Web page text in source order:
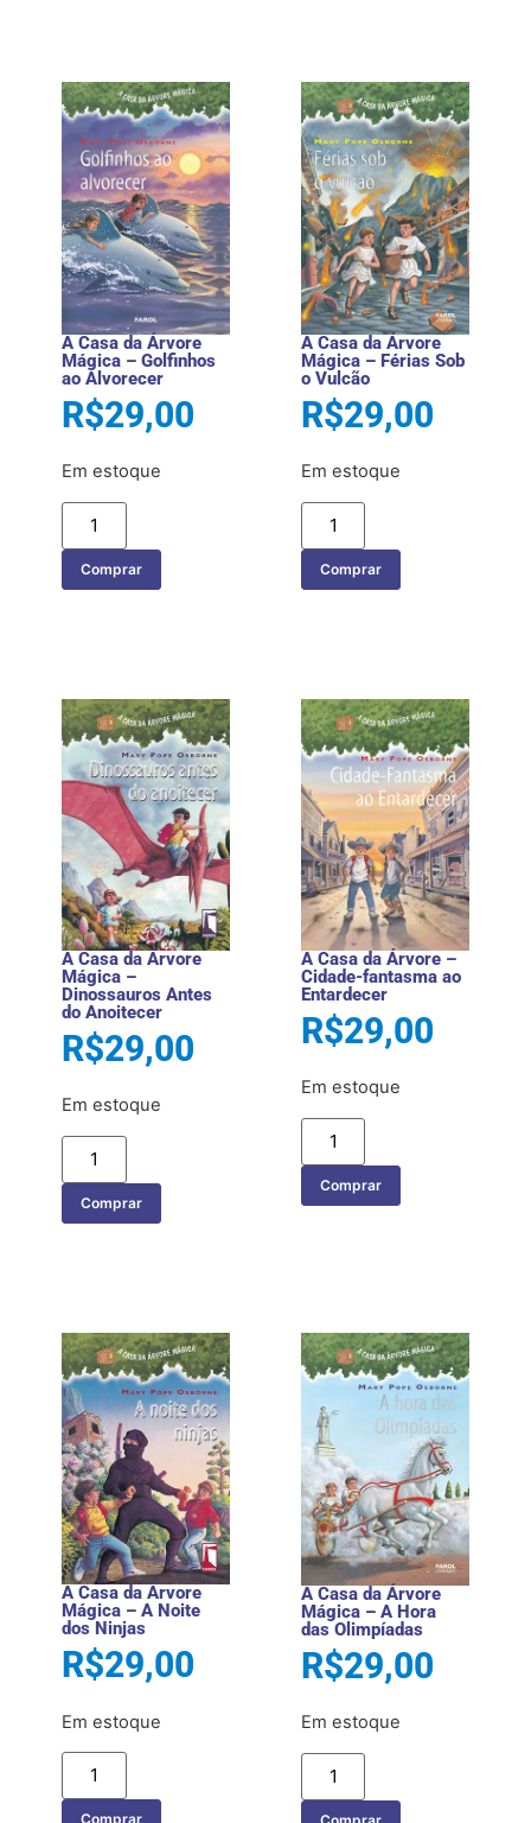
A Casa da Árvore
Mágica – Golfinhos
ao Alvorecer
R$29,00
Em estoque
Comprar
A Casa da Árvore
Mágica – Férias Sob
o Vulcão
R$29,00
Em estoque
Comprar
A Casa da Árvore
Mágica –
Dinossauros Antes
do Anoitecer
R$29,00
Em estoque
Comprar
A Casa da Árvore –
Cidade-fantasma ao
Entardecer
R$29,00
Em estoque
Comprar
A Casa da Árvore
Mágica – A Noite
dos Ninjas
R$29,00
Em estoque
Comprar
A Casa da Árvore
Mágica – A Hora
das Olimpíadas
R$29,00
Em estoque
Comprar